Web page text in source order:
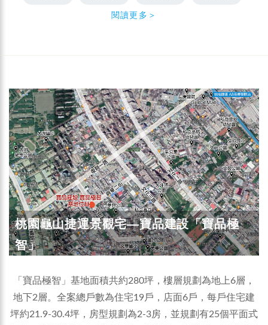
閱讀更多＞
桃園龜山捷運景觀宅—寶品建設「寶品極
智」
「寶品極智」基地面積共約280坪，樓層規劃為地上6層，
地下2層。全案總戶數為住宅19戶，店面6戶，每戶住宅建
坪約21.9-30.4坪，房型規劃為2-3房，並規劃有25個平面式